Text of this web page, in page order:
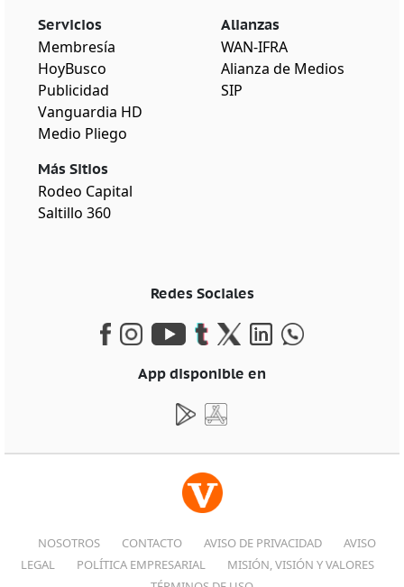
Servicios
Membresía
HoyBusco
Publicidad
Vanguardia HD
Medio Pliego
Más Sitios
Rodeo Capital
Saltillo 360
Alianzas
WAN-IFRA
Alianza de Medios
SIP
Redes Sociales
App disponible en
NOSOTROS CONTACTO AVISO DE PRIVACIDAD
AVISO
LEGAL
POLÍTICA EMPRESARIAL
MISIÓN, VISIÓN Y VALORES